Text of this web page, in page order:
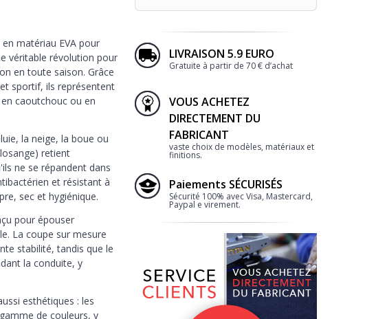
matériau EVA pour
véritable révolution pour
en toute saison. Grâce
sportif, ils représentent
caoutchouc ou en
la neige, la boue ou
retient
ne se répandent dans
et résistant à
sec et hygiénique.
pour épouser
La coupe sur mesure
stabilité, tandis que le
la conduite, y
esthétiques : les
de couleurs, y
2
BORDURE
LIVRAISON 5.9 EURO
Gratuite à partir de 70 € d’achat
VOUS ACHETEZ
DIRECTEMENT DU
FABRICANT
vaste choix de modèles, matériaux et
finitions.
Paiements SÉCURISÉS
Sécurité 100% avec Visa, Mastercard,
Paypal e virement.